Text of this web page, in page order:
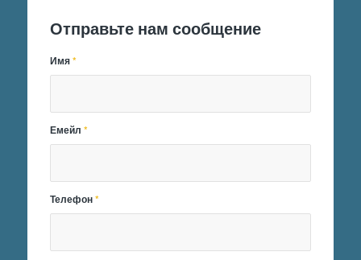
Отправьте нам сообщение
Имя*
Емейл*
Телефон*